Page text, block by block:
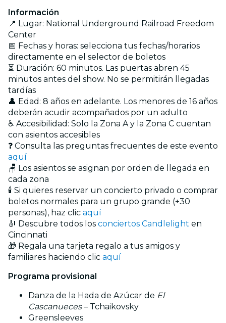
Información
📍 Lugar: National Underground Railroad Freedom
Center
📅 Fechas y horas: selecciona tus fechas/horarios
directamente en el selector de boletos
⏳ Duración: 60 minutos. Las puertas abren 45
minutos antes del show. No se permitirán llegadas
tardías
👤 Edad: 8 años en adelante. Los menores de 16 años
deberán acudir acompañados por un adulto
♿ Accesibilidad: Solo la Zona A y la Zona C cuentan
con asientos accesibles
❓ Consulta las preguntas frecuentes de este evento
aquí
🪑 Los asientos se asignan por orden de llegada en
cada zona
🕯️ Si quieres reservar un concierto privado o comprar
boletos normales para un grupo grande (+30
personas), haz clic aquí
🎻 Descubre todos los conciertos Candlelight en
Cincinnati
🎁 Regala una tarjeta regalo a tus amigos y
familiares haciendo clic aquí
Programa provisional
Danza de la Hada de Azúcar de El
Cascanueces– Tchaikovsky
Greensleeves